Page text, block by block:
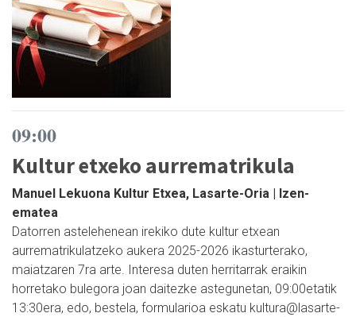
09:00
Kultur etxeko aurrematrikula
Manuel Lekuona Kultur Etxea, Lasarte-Oria | Izen-
ematea
Datorren astelehenean irekiko dute kultur etxean
aurrematrikulatzeko aukera 2025-2026 ikasturterako,
maiatzaren 7ra arte. Interesa duten herritarrak eraikin
horretako bulegora joan daitezke astegunetan, 09:00etatik
13:30era, edo, bestela, formularioa eskatu kultura@lasarte-